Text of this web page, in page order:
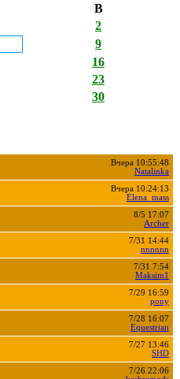
В
2
9
16
23
30
Вчера 10:55:48
Natalinka
Вчера 10:24:13
Elena_mass
8/5 17:07
Archer
7/31 14:44
nnnnnn
7/31 7:54
Maksim1
7/29 16:59
pony
7/28 16:07
Equestrian
7/27 13:46
SHD
7/26 22:06